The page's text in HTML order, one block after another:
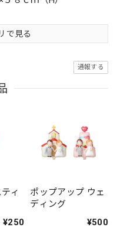
で見る
通報する
ィ
¥250
ポップアップ ウェ
ディング
¥500